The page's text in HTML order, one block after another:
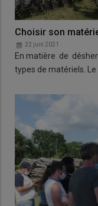
Choisir son
22 juin 2021
En matière de
types de matériels. Le